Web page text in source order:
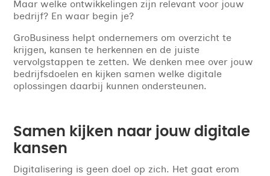
Maar welke ontwikkelingen zijn relevant voor jouw
bedrijf? En waar begin je?
GroBusiness helpt ondernemers om overzicht te
krijgen, kansen te herkennen en de juiste
vervolgstappen te zetten. We denken mee over jouw
bedrijfsdoelen en kijken samen welke digitale
oplossingen daarbij kunnen ondersteunen.
Samen kijken naar jouw digitale
kansen
Digitalisering is geen doel op zich. Het gaat erom